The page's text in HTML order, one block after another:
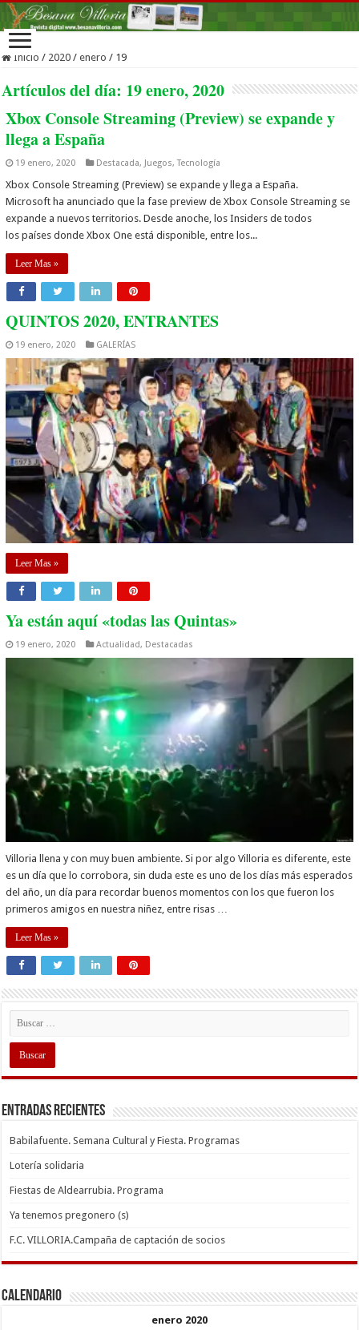
Inicio / 2020 / enero / 19
Artículos del día: 19 enero, 2020
Xbox Console Streaming (Preview) se expande y
llega a España
19 enero, 2020 Destacada, Juegos,Tecnología
Xbox Console Streaming (Preview) se expande y llega a España.
Microsoft ha anunciado que la fase preview de Xbox Console Streaming se
expande a nuevos territorios. Desde anoche, los Insiders de todos
los países donde Xbox One está disponible, entre los...
Leer Mas »
QUINTOS 2020, ENTRANTES
19 enero, 2020 GALERÍAS
Leer Mas »
Ya están aquí «todas las Quintas»
19 enero, 2020 Actualidad, Destacadas
Villoria llena y con muy buen ambiente. Si por algo Villoria es diferente, este
es un día que lo corrobora, sin duda este es uno de los días más esperados
del año, un día para recordar buenos momentos con los que fueron los
primeros amigos en nuestra niñez, entre risas …
Leer Mas »
Entradas recientes
Babilafuente. Semana Cultural y Fiesta. Programas
Lotería solidaria
Fiestas de Aldearrubia. Programa
Ya tenemos pregonero (s)
F.C. VILLORIA.Campaña de captación de socios
Calendario
enero 2020